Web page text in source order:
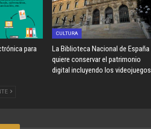
para
CULTURA
La Biblioteca Nacional de España
quiere conservar el patrimonio
digital incluyendo los videojuegos